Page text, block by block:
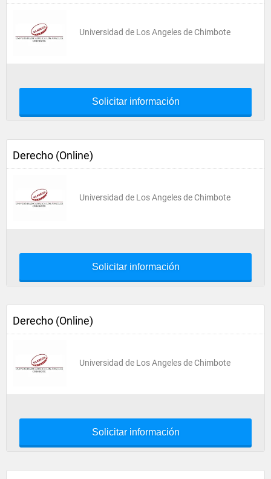
Universidad de Los Angeles de Chimbote
Solicitar información
Derecho (Online)
Universidad de Los Angeles de Chimbote
Solicitar información
Derecho (Online)
Universidad de Los Angeles de Chimbote
Solicitar información